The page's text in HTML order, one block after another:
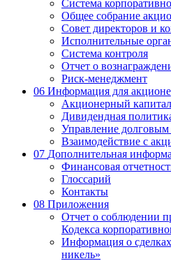
Система
Общее собрание
Совет директоров и
Исполнительные
Система контроля
Отчет о
Риск-менеджмент
06 Информация для
Акционерный капитал
Дивидендная
Управление
Взаимодействие с
07 Дополнительная
Финансовая
Глоссарий
Контакты
08 Приложения
Отчет о соблюдении
Кодекса
Информация о
никель»